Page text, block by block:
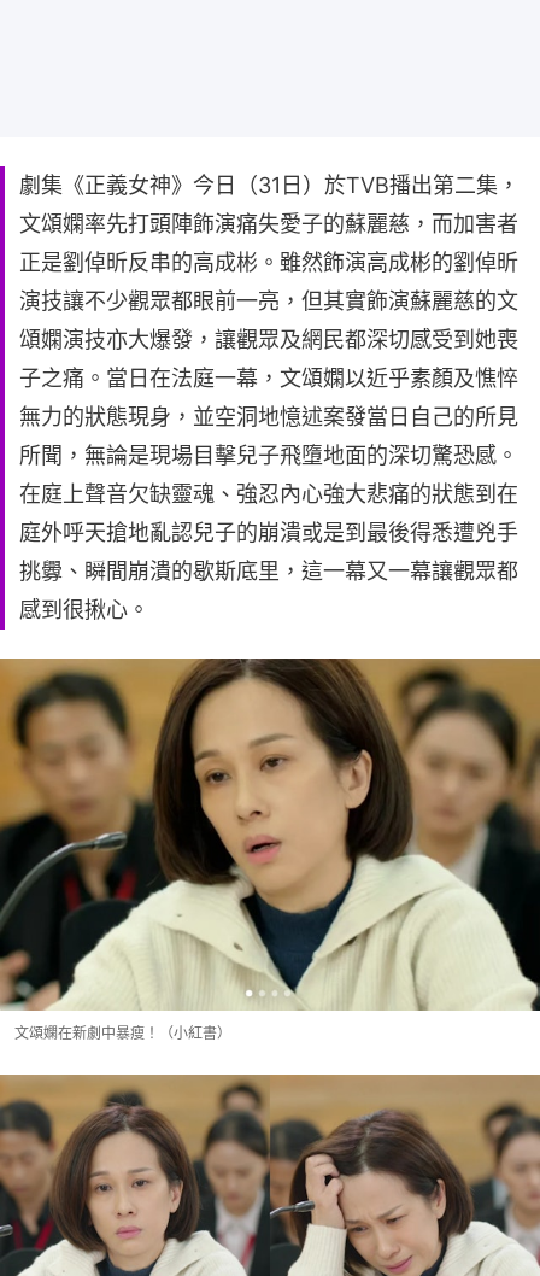
劇集《正義女神》今日（31日）於TVB播出第二集，
文頌嫻率先打頭陣飾演痛失愛子的蘇麗慈，而加害者
正是劉倬昕反串的高成彬。雖然飾演高成彬的劉倬昕
演技讓不少觀眾都眼前一亮，但其實飾演蘇麗慈的文
頌嫻演技亦大爆發，讓觀眾及網民都深切感受到她喪
子之痛。當日在法庭一幕，文頌嫻以近乎素顏及憔悴
無力的狀態現身，並空洞地憶述案發當日自己的所見
所聞，無論是現場目擊兒子飛墮地面的深切驚恐感。
在庭上聲音欠缺靈魂、強忍內心強大悲痛的狀態到在
庭外呼天搶地亂認兒子的崩潰或是到最後得悉遭兇手
挑釁、瞬間崩潰的歇斯底里，這一幕又一幕讓觀眾都
感到很揪心。
文頌嫻在新劇中暴瘦！（小紅書）